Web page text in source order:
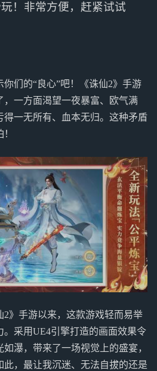
！非常方便，赶紧试试
们的“良心”吧！《诛仙2》手游
，一方面渴望一夜暴富、欧气满
得一无所有、血本无归。这种矛盾
2》手游以来，这款游戏轻而易举
采用UE4引擎打造的画面效果令
瀑，带来了一场视觉上的盛宴，
此，最让我沉迷、无法自拔的还是